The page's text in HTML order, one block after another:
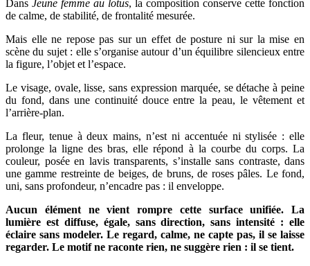
Dans Jeune femme au lotus, la composition conserve cette fonction
de calme, de stabilité, de frontalité mesurée.
Mais elle ne repose pas sur un effet de posture ni sur la mise en
scène du sujet : elle s’organise autour d’un équilibre silencieux entre
la figure, l’objet et l’espace.
Le visage, ovale, lisse, sans expression marquée, se détache à peine
du fond, dans une continuité douce entre la peau, le vêtement et
l’arrière-plan.
La fleur, tenue à deux mains, n’est ni accentuée ni stylisée : elle
prolonge la ligne des bras, elle répond à la courbe du corps. La
couleur, posée en lavis transparents, s’installe sans contraste, dans
une gamme restreinte de beiges, de bruns, de roses pâles. Le fond,
uni, sans profondeur, n’encadre pas : il enveloppe.
Aucun élément ne vient rompre cette surface unifiée. La
lumière est diffuse, égale, sans direction, sans intensité : elle
éclaire sans modeler. Le regard, calme, ne capte pas, il se laisse
regarder. Le motif ne raconte rien, ne suggère rien : il se tient.